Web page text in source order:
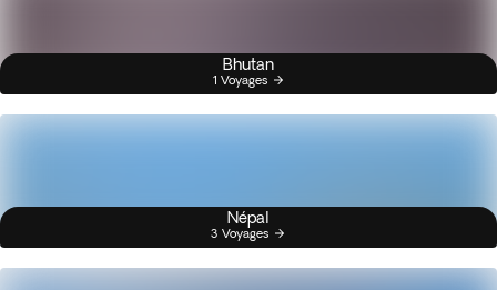
Bhutan
1 Voyages
Népal
3 Voyages